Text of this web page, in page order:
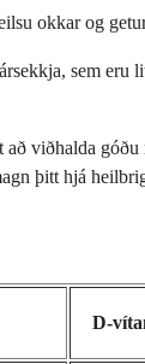
okkar og
sem
viðhalda
þitt hjá
D-